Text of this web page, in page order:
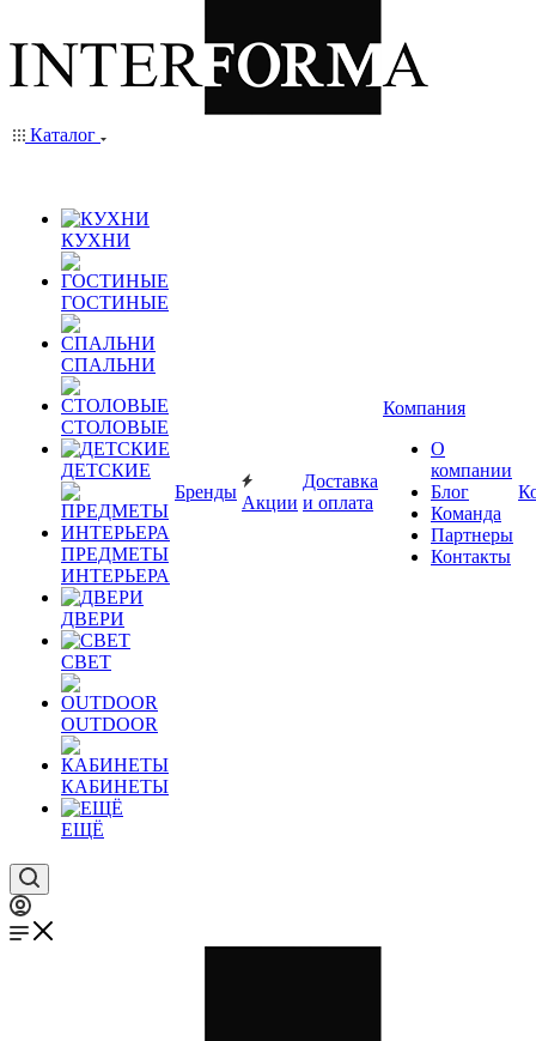
Каталог
КУХНИ
ГОСТИНЫЕ
СПАЛЬНИ
СТОЛОВЫЕ
ДЕТСКИЕ
ПРЕДМЕТЫ
ИНТЕРЬЕРА
ДВЕРИ
СВЕТ
OUTDOOR
КАБИНЕТЫ
ЕЩЁ
Бренды
Акции
Доставка
и оплата
Компания
О
компании
Блог
Команда
Партнеры
Контакты